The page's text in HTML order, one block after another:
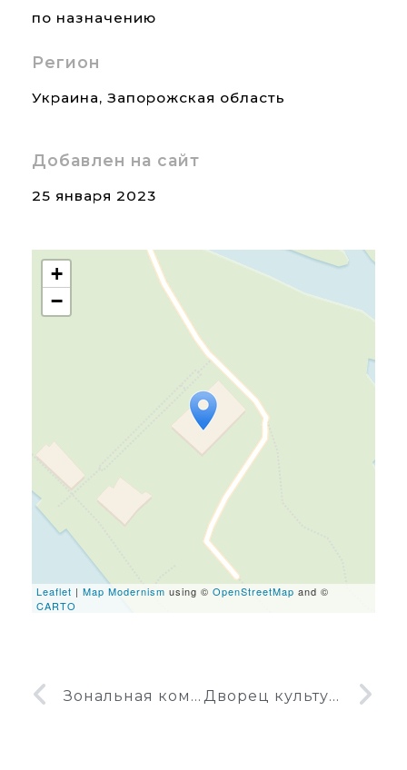
по назначению
Регион
Украина, Запорожская область
Добавлен на сайт
25 января 2023
Travelers' Map is loading...
If you see this after your
page is loaded completely,
leafletJS files are missing.
+
−
Leaflet | Map Modernism using © OpenStreetMap and ©
CARTO
Зональная комсомольская школа Дворец культуры Хортицкий